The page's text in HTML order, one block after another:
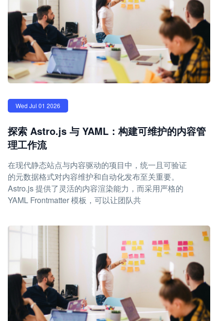
Wed Jul 01 2026
探索 Astro.js 与 YAML：构建可维护的内容管
理工作流
在现代静态站点与内容驱动的项目中，统一且可验证
的元数据格式对内容维护和自动化发布至关重要。
Astro.js 提供了灵活的内容渲染能力，而采用严格的
YAML Frontmatter 模板，可以让团队共